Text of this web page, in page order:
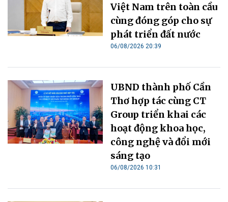
Việt Nam trên toàn cầu
cùng đóng góp cho sự
phát triển đất nước
06/08/2026 20:39
UBND thành phố Cần
Thơ hợp tác cùng CT
Group triển khai các
hoạt động khoa học,
công nghệ và đổi mới
sáng tạo
06/08/2026 10:31